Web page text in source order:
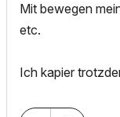
Mit bewegen
etc.
Ich kapier